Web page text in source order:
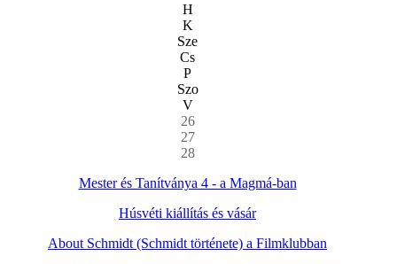
H
K
Sze
Cs
P
Szo
V
26
27
28
Mester és Tanítványa 4 - a Magmá-ban
Húsvéti kiállítás és vásár
About Schmidt (Schmidt története) a Filmklubban